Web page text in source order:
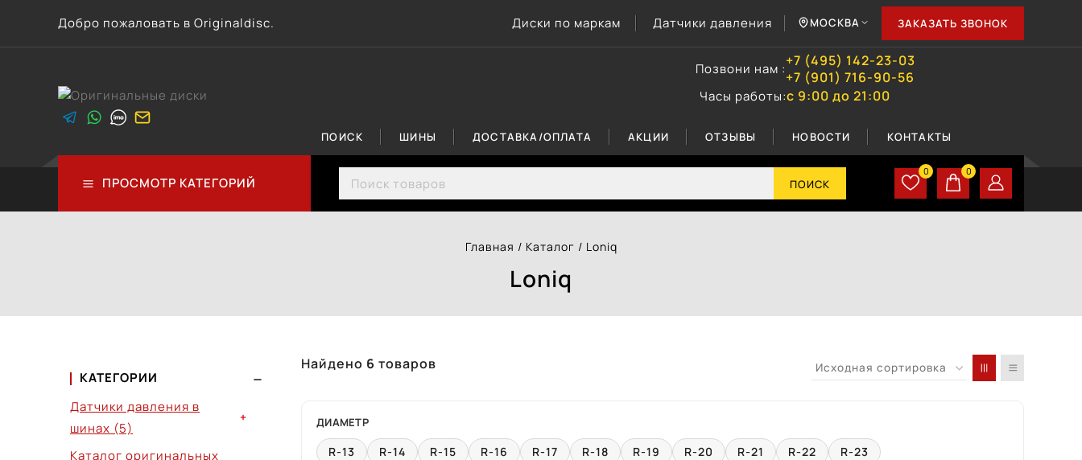
Добро пожаловать в Originaldisc. Диски по маркам Датчики давления МОСКВА ЗАКАЗАТЬ ЗВОНОК
Позвони нам :+7 (495) 142-23-03
+7 (901) 716-90-56
Часы работы:с 9:00 до 21:00
ПОИСК ШИНЫ ДОСТАВКА/ОПЛАТА АКЦИИ ОТЗЫВЫ НОВОСТИ КОНТАКТЫ
ПРОСМОТР КАТЕГОРИЙ Search for: ПОИСК
0 0
Главная / Каталог / Loniq
Loniq
Найдено 6 товаров
ДИАМЕТР
R-13 R-14 R-15 R-16 R-17 R-18 R-19 R-20 R-21 R-22 R-23
КАТЕГОРИИ
Датчики давления в
шинах (5)
+
Каталог оригинальных